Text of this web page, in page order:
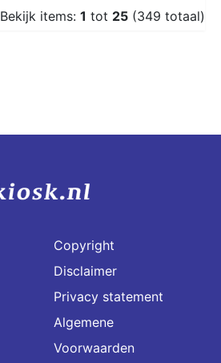
Bekijk items: 1 tot 25 (349 totaal)
Copyright
Disclaimer
Privacy statement
Algemene
Voorwaarden